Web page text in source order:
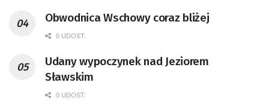
Obwodnica Wschowy coraz bliżej
0 UDOST.
Udany wypoczynek nad Jeziorem
Sławskim
0 UDOST.